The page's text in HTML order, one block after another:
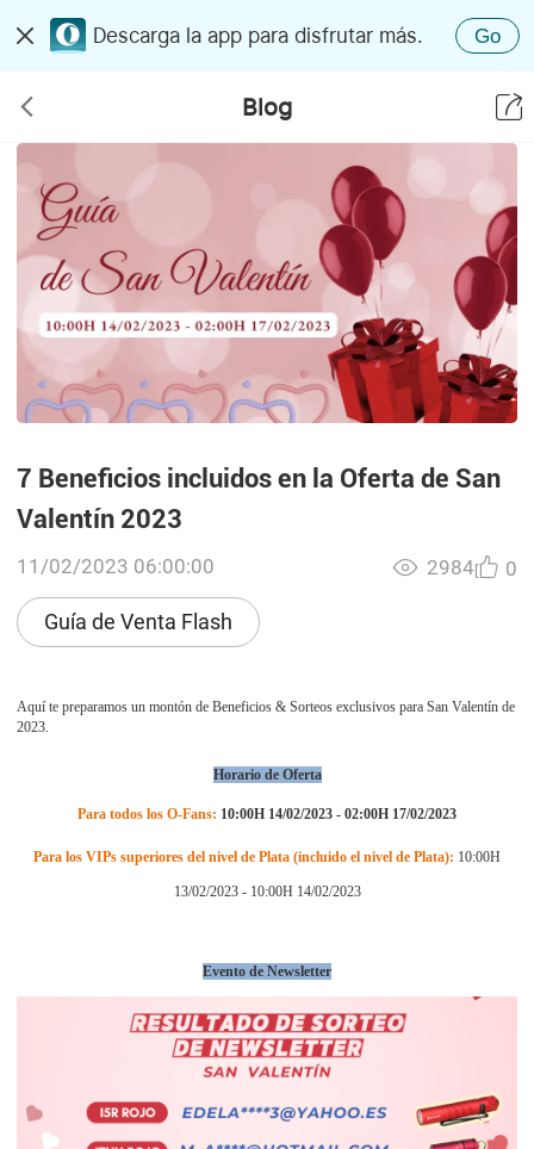
Descarga la app para disfrutar más. Go
Blog
7 Beneficios incluidos en la Oferta de San
Valentín 2023
11/02/2023 06:00:00
Guía de Venta Flash
2984 0
Aquí te preparamos un montón de Beneficios & Sorteos exclusivos para San Valentín de
2023.
Horario de Oferta
Para todos los O-Fans: 10:00H 14/02/2023 - 02:00H 17/02/2023
Para los VIPs superiores del nivel de Plata (incluido el nivel de Plata): 10:00H
13/02/2023 - 10:00H 14/02/2023
Evento de Newsletter